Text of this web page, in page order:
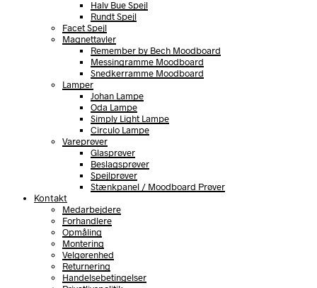
Halv Bue Spejl
Rundt Spejl
Facet Spejl
Magnettavler
Remember by Bech Moodboard
Messingramme Moodboard
Snedkerramme Moodboard
Lamper
Johan Lampe
Oda Lampe
Simply Light Lampe
Circulo Lampe
Vareprøver
Glasprøver
Beslagsprøver
Spejlprøver
Stænkpanel / Moodboard Prøver
Kontakt
Medarbejdere
Forhandlere
Opmåling
Montering
Velgørenhed
Returnering
Handelsebetingelser